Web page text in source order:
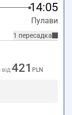
14:05
Пулави
1 пересадка
421 PLN